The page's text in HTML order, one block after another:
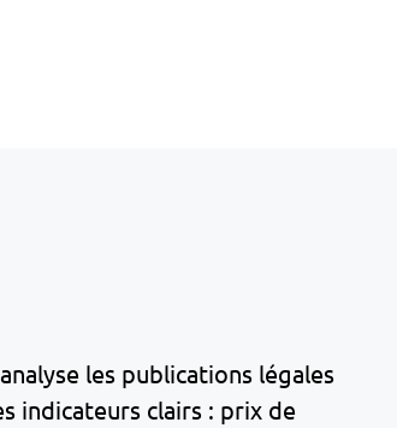
les publications légales
indicateurs clairs : prix de